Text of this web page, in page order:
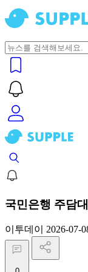
국민은행 주담
이투데이 2026-07-